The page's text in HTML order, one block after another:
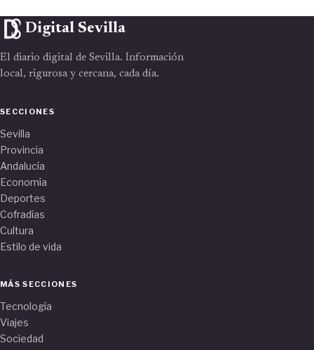
Digital Sevilla
El diario digital de Sevilla. Información
local, rigurosa y cercana, cada día.
SECCIONES
Sevilla
Provincia
Andalucía
Economía
Deportes
Cofradías
Cultura
Estilo de vida
MÁS SECCIONES
Tecnología
Viajes
Sociedad